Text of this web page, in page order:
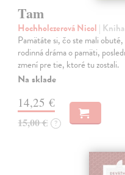
Tam
Hochholczerová Nicol | Kniha
Pamätáte si, čo ste mali
rodinná dráma o pamäti,
zmení pre tie, ktoré tu zostali.
Na sklade
14,25 €
15,00 € ?